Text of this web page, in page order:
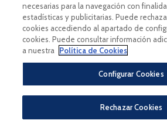
CANAL ÉTICO
Política De Privacidad
necesarias para la navegación con
estadísticas y publicitarias. Puede
cookies accediendo al apartado de
cookies. Puede consultar información
a nuestra
Política de Cookies
Configurar Cookies
Rechazar Cookies